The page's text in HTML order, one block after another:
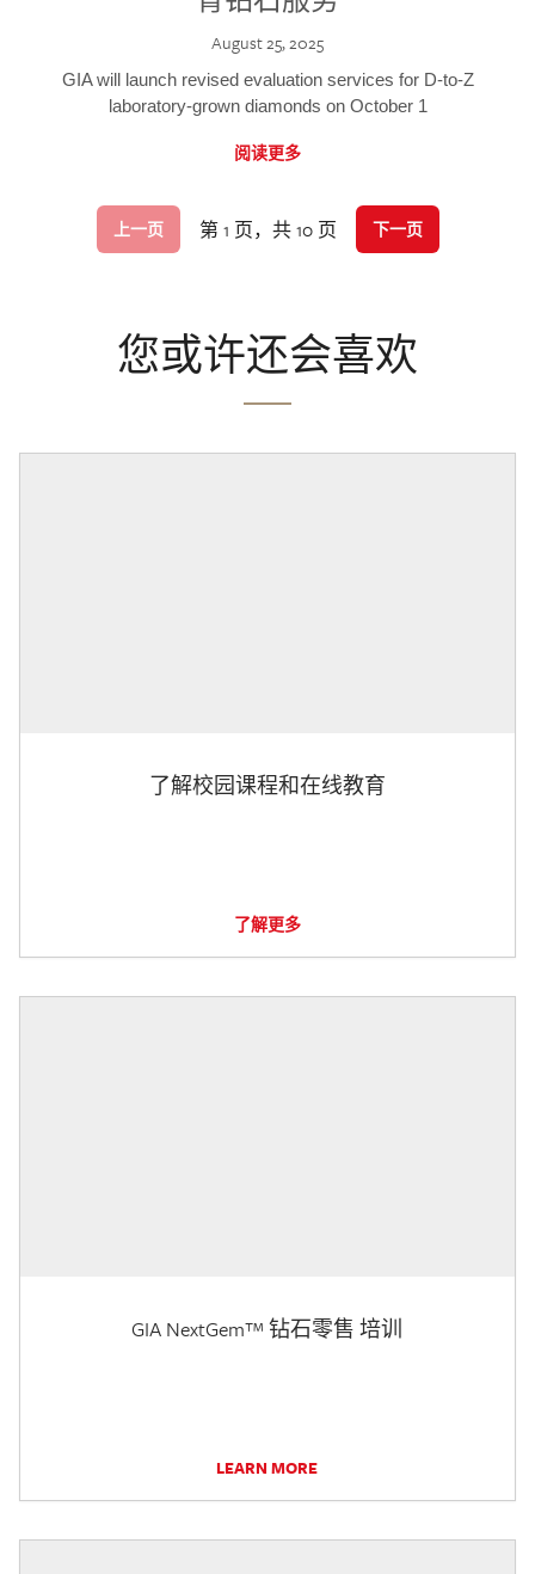
August 25, 2025
GIA will launch revised evaluation services for D-to-Z
laboratory-grown diamonds on October 1
阅读更多
上一页 第 1 页，共 10 页 下一页
您或许还会喜欢
了解校园课程和在线教育
了解更多
GIA NextGem™ 钻石零售 培训
LEARN MORE